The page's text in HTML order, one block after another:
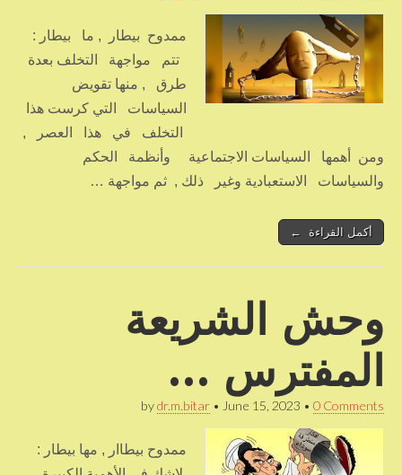
ممدوح بيطار , ما بيطار :
تتم مواجهة التخلف بعدة
طرق , منها تقويض
السياسات التي كرست هذا
التخلف في هذا العصر ,
ومن أهمها السياسات الاجتماعية وأنظمة الحكم
والسياسات الاستعبادية وغير ذلك , ثم مواجهة …
أكمل القراءة ←
وحش الشريعة
المفترس …
bydr.m.bitar • June 15, 2023 • 0 Comments
ممدوح بيطاار , مها بيطار :